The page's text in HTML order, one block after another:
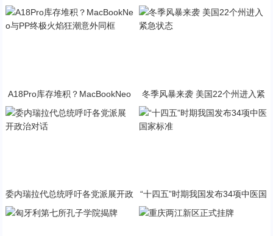
A18Pro库存堆积？MacBookNeo
冬季风暴来袭 美国22个州进入紧
委内瑞拉代总统呼吁各党派展开政
“十四五”时期我国发布34项中医国